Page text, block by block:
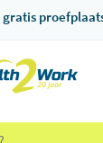
gratis